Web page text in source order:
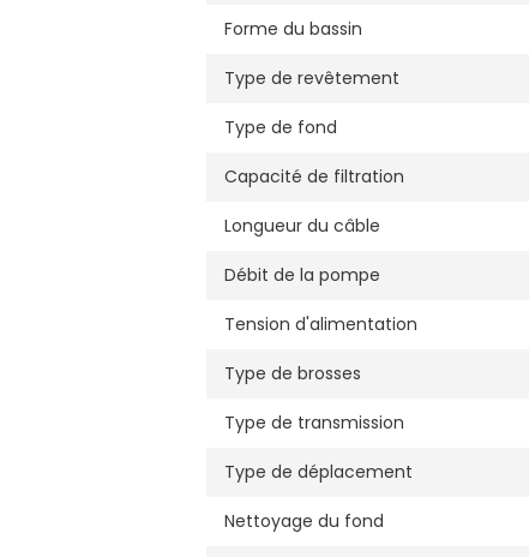
Forme du bassin
Type de revêtement
Type de fond
Capacité de filtration
Longueur du câble
Débit de la pompe
Tension d'alimentation
Type de brosses
Type de transmission
Type de déplacement
Nettoyage du fond